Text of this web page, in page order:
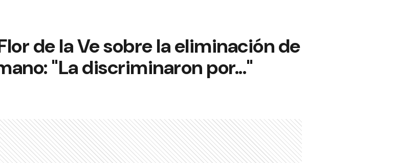
de la Ve sobre la eliminación de
"La discriminaron por..."